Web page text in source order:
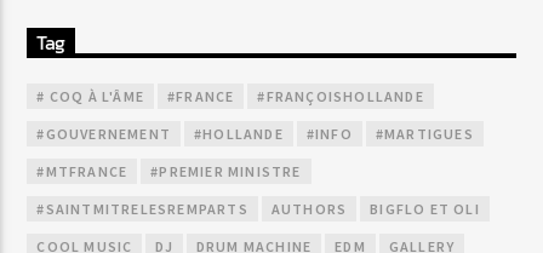
Tag
# COQ À L'ÂME #FRANCE #FRANÇOISHOLLANDE
#GOUVERNEMENT #HOLLANDE #INFO #MARTIGUES
#MTFRANCE #PREMIER MINISTRE
#SAINTMITRELESREMPARTS AUTHORS BIGFLO ET OLI
COOL MUSIC DJ DRUM MACHINE EDM GALLERY